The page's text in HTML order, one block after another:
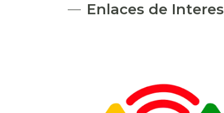
dispositivo electrónico TAG
cuenta del usuario.
Enlaces de Interes